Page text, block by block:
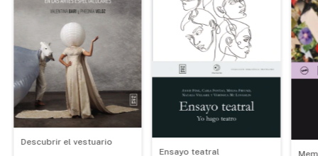
Descubrir el vestuario
Ensayo teatral